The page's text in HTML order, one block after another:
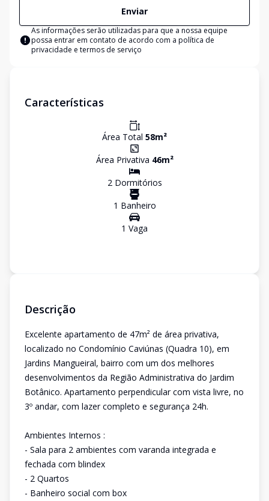
Enviar
As informações serão utilizadas para que a nossa equipe
possa entrar em contato de acordo com a política de
privacidade e termos de serviço
Características
Área Total 58m²
Área Privativa 46m²
2Dormitórios
1 Banheiro
1 Vaga
Descrição
Excelente apartamento de 47m² de área privativa,
localizado no Condomínio Caviúnas (Quadra 10), em
Jardins Mangueiral, bairro com um dos melhores
desenvolvimentos da Região Administrativa do Jardim
Botânico. Apartamento perpendicular com vista livre, no
3º andar, com lazer completo e segurança 24h.
Ambientes Internos :
- Sala para 2 ambientes com varanda integrada e
fechada com blindex
- 2 Quartos
- Banheiro social com box